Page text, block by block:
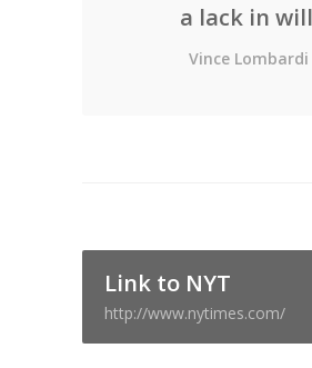
a lack in
Vince Lombardi
Link to NYT
http://www.nytimes.com/